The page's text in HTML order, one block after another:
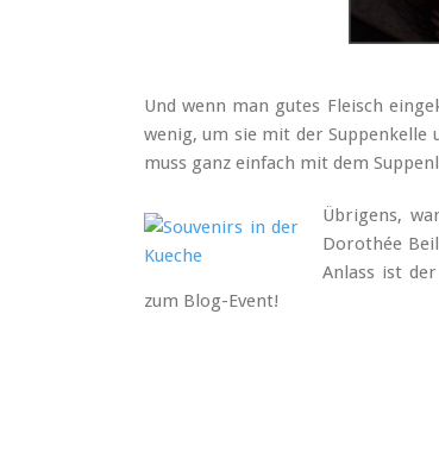
Und wenn man gutes Fleisch
wenig, um sie mit der Suppenkelle
muss ganz einfach mit dem
Übrigens,
Dorothée
Anlass ist
zum Blog-Event!